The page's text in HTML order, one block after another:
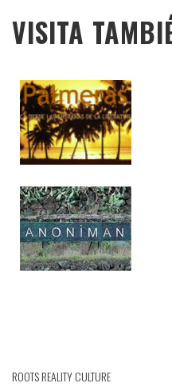
VISITA
ROOTS REALITY CULTURE